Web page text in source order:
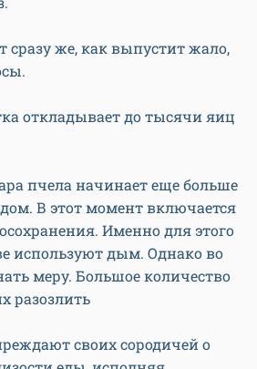
сразу же, как выпустит жало,
откладывает до тысячи яиц
пчела начинает еще больше
В этот момент включается
Именно для этого
используют дым. Однако во
меру. Большое количество
разозлить
своих сородичей о